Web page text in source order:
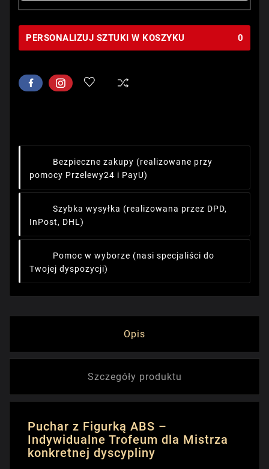
PERSONALIZUJ SZTUKI W KOSZYKU 0
Bezpieczne zakupy (realizowane przy
pomocy Przelewy24 i PayU)
Szybka wysyłka (realizowana przez DPD,
InPost, DHL)
Pomoc w wyborze (nasi specjaliści do
Twojej dyspozycji)
Opis
Szczegóły produktu
Puchar z Figurką ABS –
Indywidualne Trofeum dla Mistrza
konkretnej dyscypliny